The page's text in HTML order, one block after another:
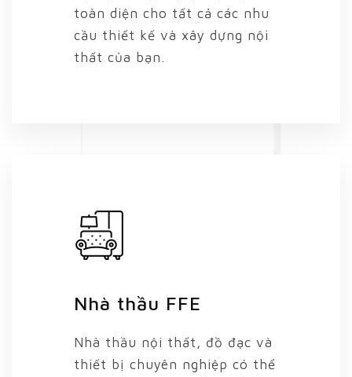
toàn diện cho tất cả các nhu
cầu thiết kế và xây dựng nội
thất của bạn.
Nhà thầu FFE
Nhà thầu nội thất, đồ đạc và
thiết bị chuyên nghiệp có thể